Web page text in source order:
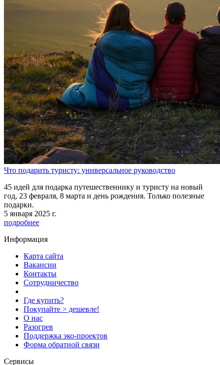
Что подарить туристу: универсальное руководство
45 идей для подарка путешественнику и туристу на новый
год, 23 февраля, 8 марта и день рождения. Только полезные
подарки.
5 января 2025 г.
подробнее
Информация
Карта сайта
Вакансии
Контакты
Сотрудничество
Где купить?
Покупайте > дешевле!
О нас
Разогрев
Поддержка эко-проектов
Форма обратной связи
Сервисы